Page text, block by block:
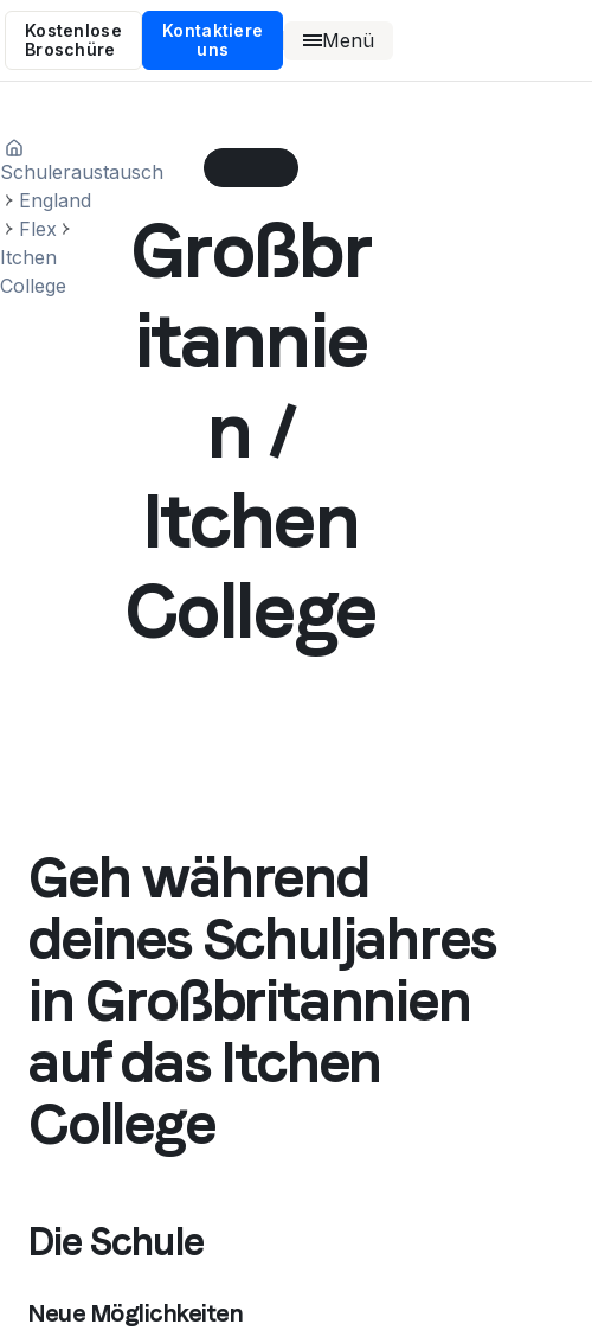
Kostenlose
Broschüre
Kontaktiere
uns
Menü
Schuleraustausch
England
Flex
Itchen
College
Großbr
itannie
n /
Itchen
College
Geh während
deines Schuljahres
in Großbritannien
auf das Itchen
College
Die Schule
Neue Möglichkeiten